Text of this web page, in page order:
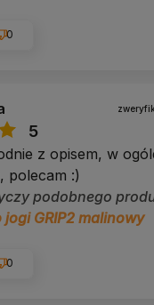
0
5
z opisem, w
polecam :)
podobnego
jogi GRIP2 malinowy
0